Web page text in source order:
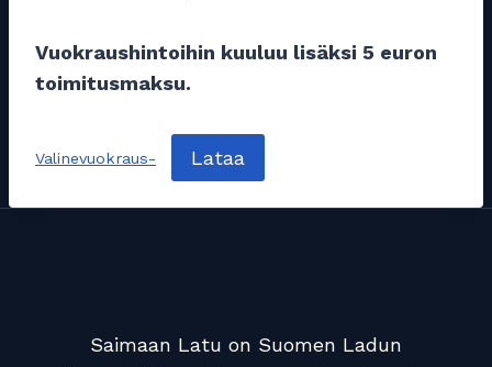
Vuokraushintoihin kuuluu lisäksi 5 euron
toimitusmaksu.
Valinevuokraus- Lataa
Saimaan Latu on Suomen Ladun